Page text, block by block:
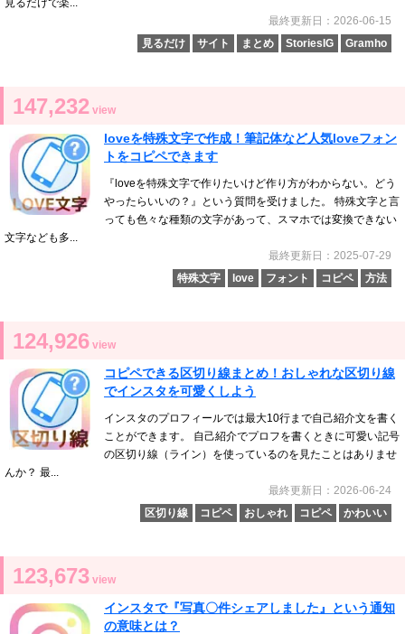
最終更新日：2026-06-15
見るだけ
サイト まとめ StoriesIG Gramho
147,232 view
loveを特殊文字で作成！筆記体など人気loveフォン
トをコピペできます
『loveを特殊文字で作りたいけど作り方がわからない。どう
やったらいいの？』という質問を受けました。 特殊文字と言
っても色々な種類の文字があって、スマホでは変換できない
文字なども多...
最終更新日：2025-07-29
特殊文字
love フォント コピペ 方法
124,926 view
コピペできる区切り線まとめ！おしゃれな区切り線
でインスタを可愛くしよう
インスタのプロフィールでは最大10行まで自己紹介文を書く
ことができます。 自己紹介でプロフを書くときに可愛い記号
の区切り線（ライン）を使っているのを見たことはありませ
んか？ 最...
最終更新日：2026-06-24
区切り線
コピペ おしゃれ コピペ かわいい
123,673 view
インスタで『写真〇件シェアしました』という通知
の意味とは？